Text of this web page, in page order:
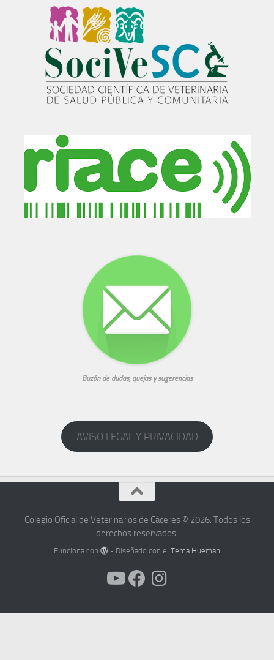
Buzón de dudas, quejas y sugerencias
AVISO LEGAL Y PRIVACIDAD
Colegio Oficial de Veterinarios de Cáceres © 2026. Todos los
derechos reservados.
Funciona con - Diseñado con elTema Hueman